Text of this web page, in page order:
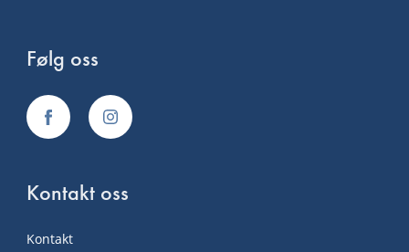
Følg oss
Kontakt oss
Kontakt